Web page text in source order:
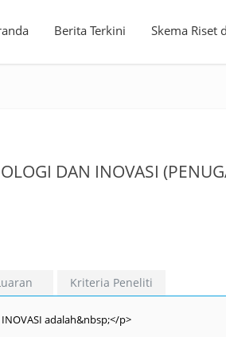
Berita Terkini Skema Riset
DAN INOVASI
Kriteria Peneliti
INOVASI adalah&nbsp;</p>